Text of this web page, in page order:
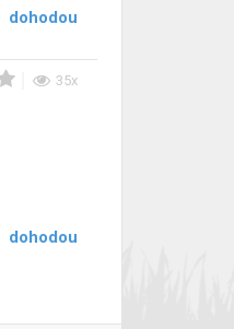
dohodou
35x
dohodou